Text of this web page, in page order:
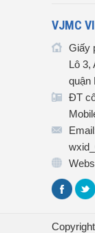
VJMC
Giấy
Lô 3,
quận
ĐT